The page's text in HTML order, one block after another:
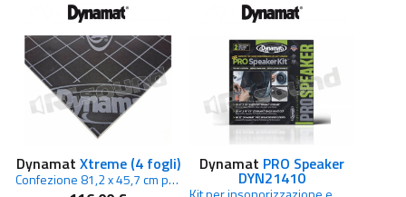
Dynamat Xtreme (4 fogli)
Confezione 81,2 x 45,7 cm per insonorizzazione auto
Dynamat PRO Speaker
DYN21410